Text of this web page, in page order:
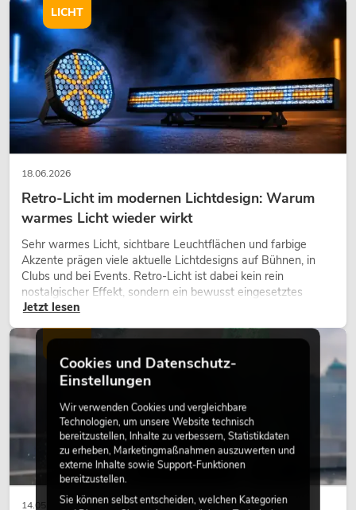
18.06.2026
Retro-Licht im modernen Lichtdesign: Warum
warmes Licht wieder wirkt
Sehr warmes Licht, sichtbare Leuchtflächen und farbige
Akzente prägen viele aktuelle Lichtdesigns auf Bühnen, in
Clubs und bei Events. Retro-Licht ist dabei kein rein
nostalgischer Effekt, sondern ein bewusst eingesetztes
Gestaltungsmittel: Es schafft Atmosphäre, gibt Szenen
wirken lassen.
Jetzt lesen
LICHT
14.05.2026
LICHT
Cookies und Datenschutz-
Einstellungen
Wir verwenden Cookies und vergleichbare
Technologien, um unsere Website technisch
bereitzustellen, Inhalte zu verbessern, Statistikdaten
zu erheben, Marketingmaßnahmen auszuwerten und
externe Inhalte sowie Support-Funktionen
bereitzustellen.
Sie können selbst entscheiden, welchen Kategorien